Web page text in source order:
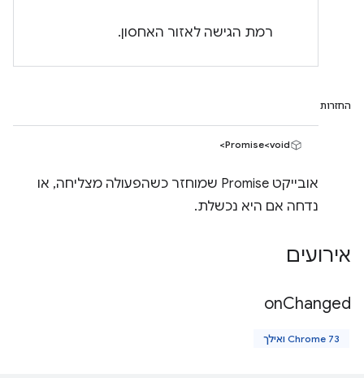
רמת הגישה לאזור האחסון.
החזרות
Promise<void>
אובייקט Promise שמוחזר כשהפעולה מצליחה, או
נדחה אם היא נכשלת.
אירועים
onChanged
Chrome 73 ואילך